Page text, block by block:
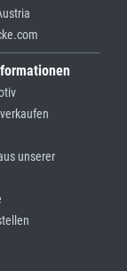
unserer